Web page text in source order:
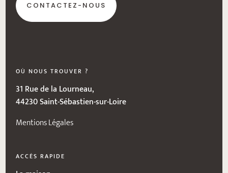
CONTACTEZ-NOUS
OÙ NOUS TROUVER ?
31 Rue de la Lourneau,
44230 Saint-Sébastien-sur-Loire
Mentions Légales
ACCÈS RAPIDE